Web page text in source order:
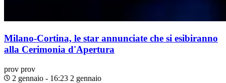
Milano-Cortina, le star annunciate che si esibiranno
alla Cerimonia d'Apertura
prov prov
2 gennaio - 16:23 2 gennaio